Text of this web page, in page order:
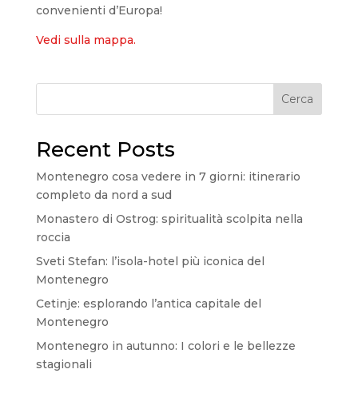
convenienti d’Europa!
Vedi sulla mappa.
Cerca
Recent Posts
Montenegro cosa vedere in 7 giorni: itinerario
completo da nord a sud
Monastero di Ostrog: spiritualità scolpita nella
roccia
Sveti Stefan: l’isola-hotel più iconica del
Montenegro
Cetinje: esplorando l’antica capitale del
Montenegro
Montenegro in autunno: I colori e le bellezze
stagionali